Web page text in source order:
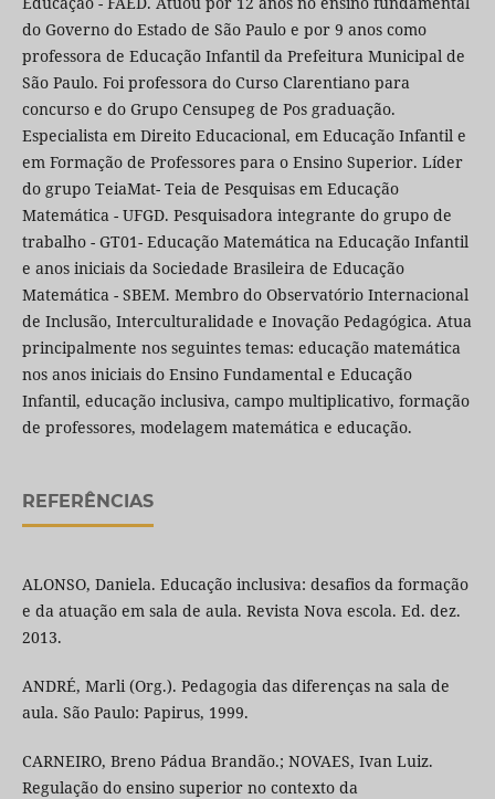
do Governo do Estado de São Paulo e por 9 anos como
professora de Educação Infantil da Prefeitura Municipal de
São Paulo. Foi professora do Curso Clarentiano para
concurso e do Grupo Censupeg de Pos graduação.
Especialista em Direito Educacional, em Educação Infantil e
em Formação de Professores para o Ensino Superior. Líder
do grupo TeiaMat- Teia de Pesquisas em Educação
Matemática - UFGD. Pesquisadora integrante do grupo de
trabalho - GT01- Educação Matemática na Educação Infantil
e anos iniciais da Sociedade Brasileira de Educação
Matemática - SBEM. Membro do Observatório Internacional
de Inclusão, Interculturalidade e Inovação Pedagógica. Atua
principalmente nos seguintes temas: educação matemática
nos anos iniciais do Ensino Fundamental e Educação
Infantil, educação inclusiva, campo multiplicativo, formação
de professores, modelagem matemática e educação.
REFERÊNCIAS
ALONSO, Daniela. Educação inclusiva: desafios da formação
e da atuação em sala de aula. Revista Nova escola. Ed. dez.
2013.
ANDRÉ, Marli (Org.). Pedagogia das diferenças na sala de
aula. São Paulo: Papirus, 1999.
CARNEIRO, Breno Pádua Brandão.; NOVAES, Ivan Luiz.
Regulação do ensino superior no contexto da